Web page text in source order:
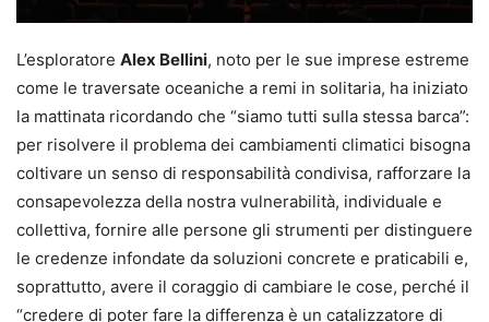
L’esploratore Alex Bellini, noto per le sue imprese estreme
come le traversate oceaniche a remi in solitaria, ha iniziato
la mattinata ricordando che “siamo tutti sulla stessa barca”:
per risolvere il problema dei cambiamenti climatici bisogna
coltivare un senso di responsabilità condivisa, rafforzare la
consapevolezza della nostra vulnerabilità, individuale e
collettiva, fornire alle persone gli strumenti per distinguere
le credenze infondate da soluzioni concrete e praticabili e,
soprattutto, avere il coraggio di cambiare le cose, perché il
“credere di poter fare la differenza è un catalizzatore di